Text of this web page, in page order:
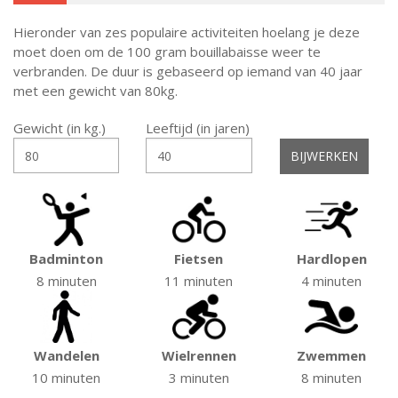
Hieronder van zes populaire activiteiten hoelang je deze
moet doen om de 100 gram bouillabaisse weer te
verbranden. De duur is gebaseerd op iemand van 40 jaar
met een gewicht van 80kg.
Gewicht (in kg.) Leeftijd (in jaren)
Badminton
8 minuten
Fietsen
11 minuten
Hardlopen
4 minuten
Wandelen
10 minuten
Wielrennen
3 minuten
Zwemmen
8 minuten